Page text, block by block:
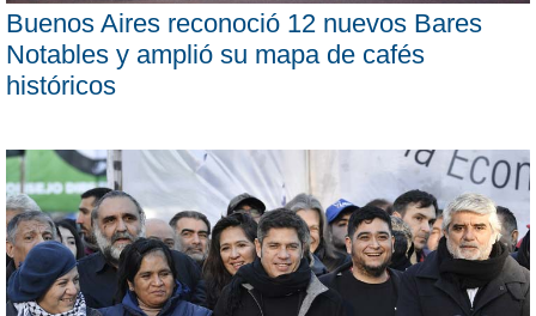
Buenos Aires reconoció 12 nuevos Bares
Notables y amplió su mapa de cafés
históricos